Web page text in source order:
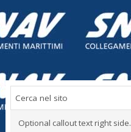
Optional callout text right side.